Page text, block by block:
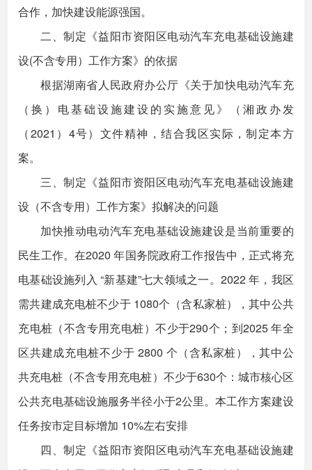
合作，加快建设能源强国。
二、制定《益阳市资阳区电动汽车充电基础设施建
设(不含专用）工作方案》的依据
根据湖南省人民政府办公厅《关于加快电动汽车充
（换）电基础设施建设的实施意见》（湘政办发
（2021）4号）文件精神，结合我区实际，制定本方
案。
三、制定《益阳市资阳区电动汽车充电基础设施建
设（不含专用）工作方案》拟解决的问题
加快推动电动汽车充电基础设施建设是当前重要的
民生工作。在2020 年国务院政府工作报告中，正式将充
电基础设施列入 “新基建”七大领域之一。2022 年，我区
需共建成充电桩不少于 1080个（含私家桩），其中公共
充电桩（不含专用充电桩）不少于290个；到2025 年全
区共建成充电桩不少于 2800 个（含私家桩），其中公
共充电桩（不含专用充电桩）不少于630个：城市核心区
公共充电基础设施服务半径小于2公里。本工作方案建设
任务按市定目标增加 10%左右安排
四、制定《益阳市资阳区电动汽车充电基础设施建